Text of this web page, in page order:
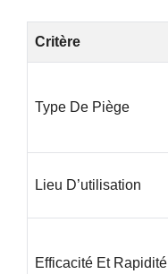
Critère
Type De Piège
Lieu D’utilisation
Efficacité Et Rapidité